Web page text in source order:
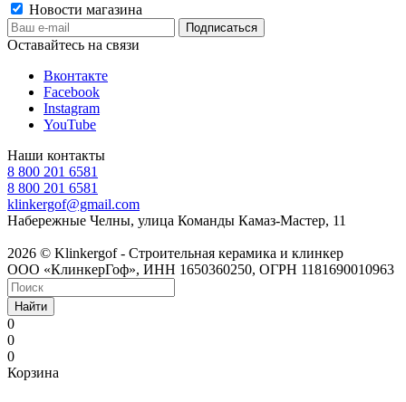
Новости магазина
Оставайтесь на связи
Вконтакте
Facebook
Instagram
YouTube
Наши контакты
8 800 201 6581
8 800 201 6581
klinkergof@gmail.com
Набережные Челны, улица Команды Камаз-Мастер, 11
2026 © Klinkergof - Строительная керамика и клинкер
ООО «КлинкерГоф», ИНН 1650360250, ОГРН 1181690010963
Найти
0
0
0
Корзина